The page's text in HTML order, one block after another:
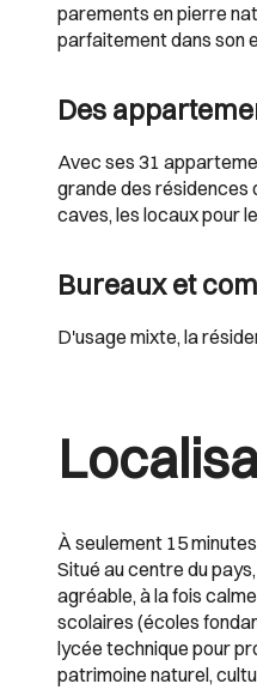
parements en pierre
parfaitement dans son
Des
Avec ses 31
grande des résidences
caves, les locaux pour
Bureaux et
D'usage mixte, la
À seulement 15
Situé au centre du
agréable, à la fois
scolaires (écoles
lycée technique pour
patrimoine naturel,